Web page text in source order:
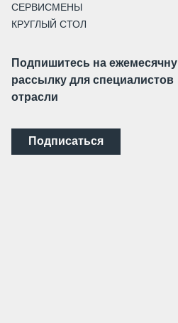
СЕРВИСМЕНЫ
КРУГЛЫЙ СТОЛ
Подпишитесь на
рассылку для специалистов
отрасли
Подписаться